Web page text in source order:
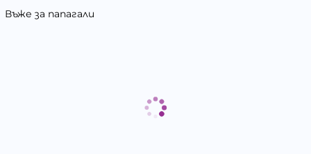
Въже за папагали